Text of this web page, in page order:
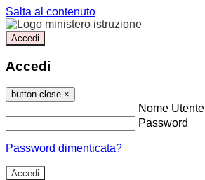
Salta al contenuto
Accedi
Accedi
button close ×
Nome Utente
Password
Password dimenticata?